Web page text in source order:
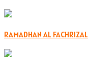
RAMADHAN AL FACHRIZAL